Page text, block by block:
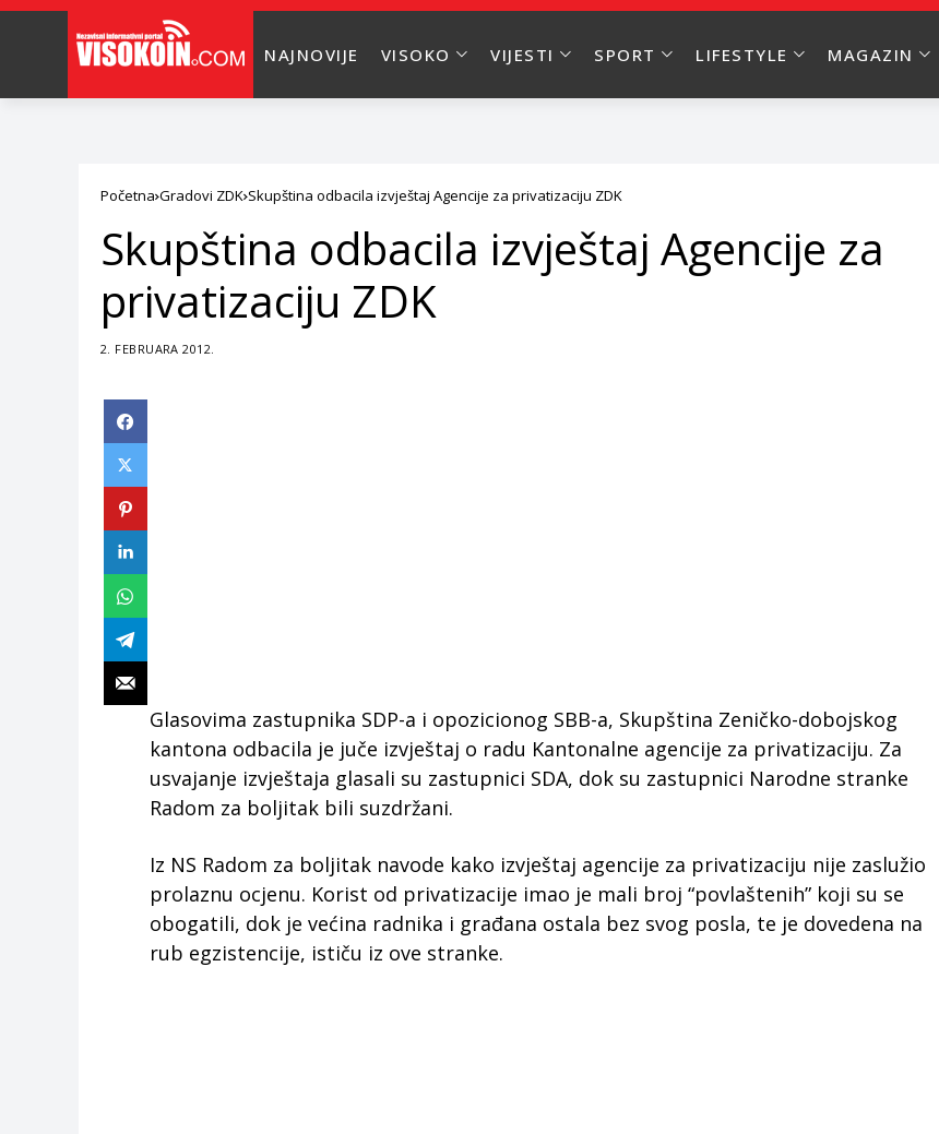
NAJNOVIJE VISOKO VIJESTI SPORT LIFESTYLE MAGAZIN
Početna Gradovi ZDK Skupština odbacila izvještaj Agencije za privatizaciju ZDK
Skupština odbacila izvještaj Agencije za
privatizaciju ZDK
2. FEBRUARA 2012.
Glasovima zastupnika SDP-a i opozicionog SBB-a, Skupština Zeničko-dobojskog
kantona odbacila je juče izvještaj o radu Kantonalne agencije za privatizaciju. Za
usvajanje izvještaja glasali su zastupnici SDA, dok su zastupnici Narodne stranke
Radom za boljitak bili suzdržani.
Iz NS Radom za boljitak navode kako izvještaj agencije za privatizaciju nije zaslužio
prolaznu ocjenu. Korist od privatizacije imao je mali broj “povlaštenih” koji su se
obogatili, dok je većina radnika i građana ostala bez svog posla, te je dovedena na
rub egzistencije, ističu iz ove stranke.